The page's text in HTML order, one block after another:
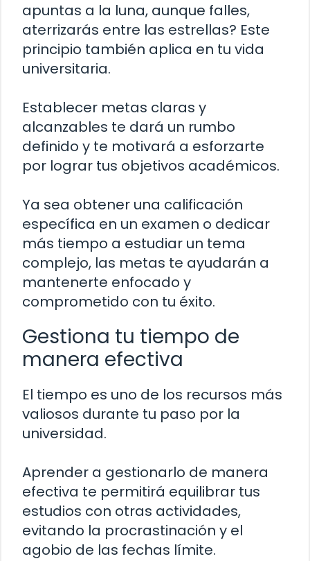
apuntas a la luna, aunque falles,
aterrizarás entre las estrellas? Este
principio también aplica en tu vida
universitaria.
Establecer metas claras y
alcanzables te dará un rumbo
definido y te motivará a esforzarte
por lograr tus objetivos académicos.
Ya sea obtener una calificación
específica en un examen o dedicar
más tiempo a estudiar un tema
complejo, las metas te ayudarán a
mantenerte enfocado y
comprometido con tu éxito.
Gestiona tu tiempo de
manera efectiva
El tiempo es uno de los recursos más
valiosos durante tu paso por la
universidad.
Aprender a gestionarlo de manera
efectiva te permitirá equilibrar tus
estudios con otras actividades,
evitando la procrastinación y el
agobio de las fechas límite.